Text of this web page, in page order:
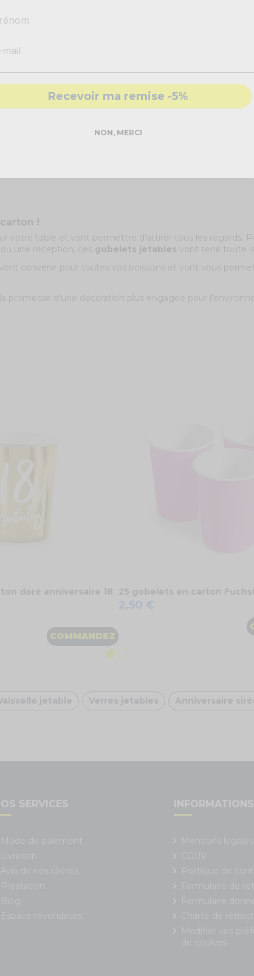
!
votre table et vont permettre d'attirer tous les regards.
une réception, ces gobelets jetables vont tenir toute
vont convenir pour toutes vos boissons et vont vous
promesse d'une décoration plus engagée pour
doré anniversaire 18
COMMANDEZ
25 gobelets en carton
2,50 €
jetable Verres jetables Anniversaire
SERVICES INFORMATIONS
Recevoir ma remise -5%
NON, MERCI